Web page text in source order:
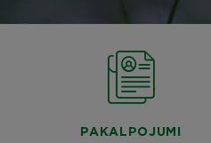
PAKALPOJUMI